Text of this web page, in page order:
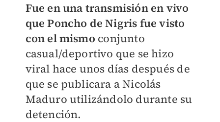
Fue en una transmisión en vivo
que Poncho de Nigris fue visto
con el mismo conjunto
casual/deportivo que se hizo
viral hace unos días después de
que se publicara a Nicolás
Maduro utilizándolo durante su
detención.